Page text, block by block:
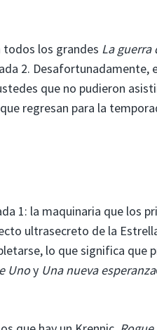
todos los grandes La guerra
2. Desafortunadamente,
que no pudieron
regresan para la
1: la maquinaria que los
ultrasecreto de la
lo que significa que
Unoy Una nueva esperanza